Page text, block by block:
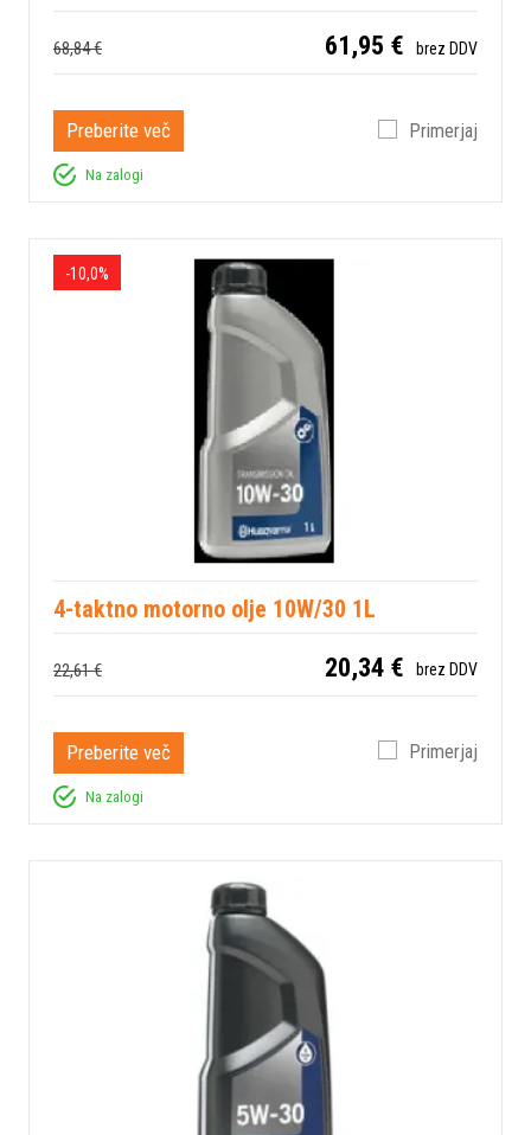
68,84 € 61,95 € brez DDV
Preberite več Primerjaj
Na zalogi
-10,0%
4-taktno motorno olje 10W/30 1L
22,61 € 20,34 € brez DDV
Preberite več Primerjaj
Na zalogi